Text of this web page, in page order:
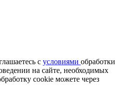
с условиями обработки
на сайте, необходимых
cookie можете через